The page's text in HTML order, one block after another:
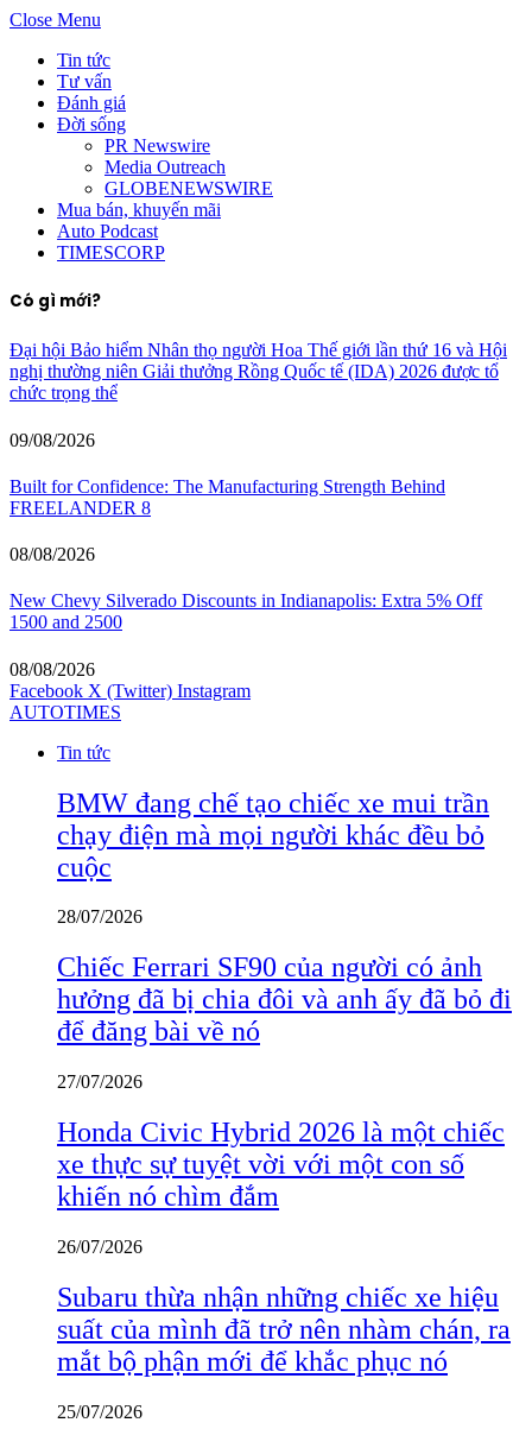
Close Menu
Tin tức
Tư vấn
Đánh giá
Đời sống
PR Newswire
Media Outreach
GLOBENEWSWIRE
Mua bán, khuyến mãi
Auto Podcast
TIMESCORP
Có gì mới?
Đại hội Bảo hiểm Nhân thọ người Hoa Thế giới lần thứ 16 và Hội
nghị thường niên Giải thưởng Rồng Quốc tế (IDA) 2026 được tổ
chức trọng thể
09/08/2026
Built for Confidence: The Manufacturing Strength Behind
FREELANDER 8
08/08/2026
New Chevy Silverado Discounts in Indianapolis: Extra 5% Off
1500 and 2500
08/08/2026
Facebook X (Twitter) Instagram
AUTOTIMES
Tin tức
BMW đang chế tạo chiếc xe mui trần
chạy điện mà mọi người khác đều bỏ
cuộc
28/07/2026
Chiếc Ferrari SF90 của người có ảnh
hưởng đã bị chia đôi và anh ấy đã bỏ đi
để đăng bài về nó
27/07/2026
Honda Civic Hybrid 2026 là một chiếc
xe thực sự tuyệt vời với một con số
khiến nó chìm đắm
26/07/2026
Subaru thừa nhận những chiếc xe hiệu
suất của mình đã trở nên nhàm chán, ra
mắt bộ phận mới để khắc phục nó
25/07/2026